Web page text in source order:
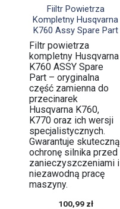
Szybki podgląd
Fiiltr Powietrza
Kompletny Husqvarna
K760 Assy Spare Part
Filtr powietrza
kompletny Husqvarna
K760 ASSY Spare
Part – oryginalna
część zamienna do
przecinarek
Husqvarna K760,
K770 oraz ich wersji
specjalistycznych.
Gwarantuje skuteczną
ochronę silnika przed
zanieczyszczeniami i
niezawodną pracę
maszyny.
100,99 zł